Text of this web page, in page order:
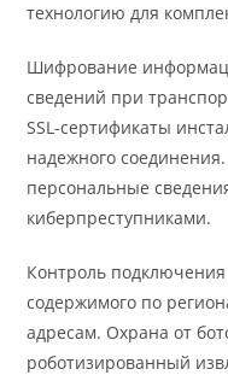
технологию для
Шифрование
сведений при
SSL-сертификаты
надежного соединения.
персональные
киберпреступниками.
Контроль
содержимого по
адресам. Охрана от
роботизированный